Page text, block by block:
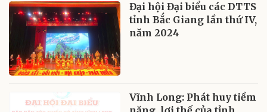
Đại hội Đại biểu các DTTS
tỉnh Bắc Giang lần thứ IV,
năm 2024
Vĩnh Long: Phát huy tiềm